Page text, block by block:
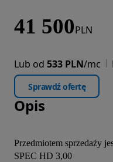
41 500PLN
Lub od 533 PLN/mc
Sprawdź ofertę
Opis
Przedmiotem sprzedaży
SPEC HD 3,00